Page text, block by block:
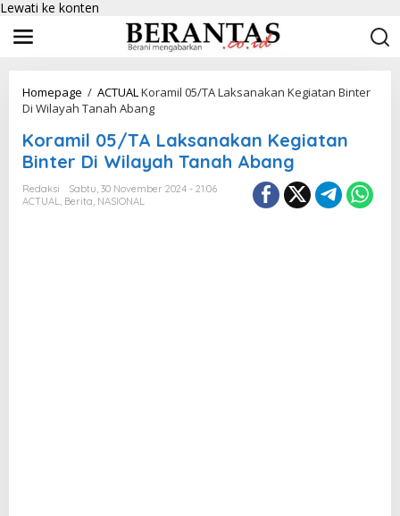
Lewati ke konten
Homepage / ACTUALKoramil 05/TA Laksanakan Kegiatan Binter
Di Wilayah Tanah Abang
Koramil 05/TA Laksanakan Kegiatan
Binter Di Wilayah Tanah Abang
Redaksi
Sabtu, 30 November 2024 - 21:06
ACTUAL, Berita, NASIONAL